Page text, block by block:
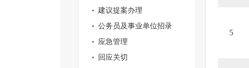
建议提案办理
公务员及事业单位招录
应急管理
回应关切
5